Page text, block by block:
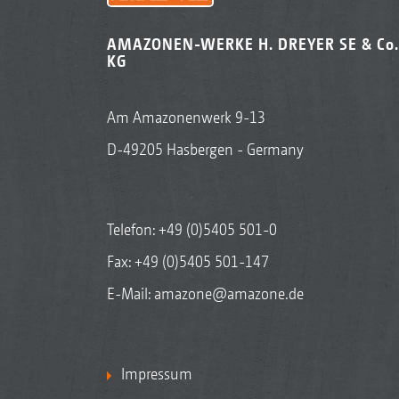
AMAZONEN-WERKE H. DREYER SE & Co.
KG
Am Amazonenwerk 9-13
D-49205 Hasbergen - Germany
Telefon:+49 (0)5405 501-0
Fax: +49 (0)5405 501-147
E-Mail: amazone@amazone.de
Impressum